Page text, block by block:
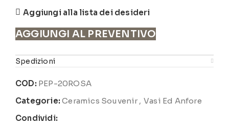
Aggiungi alla lista dei desideri
AGGIUNGI AL PREVENTIVO
Spedizioni
COD: PEP-20ROSA
Categorie: Ceramics Souvenir , Vasi Ed Anfore
Condividi: